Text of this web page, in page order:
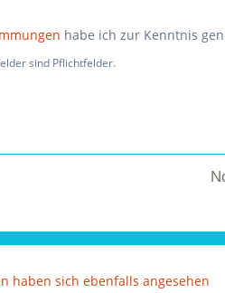
habe ich zur Kenntnis
sind Pflichtfelder.
haben sich ebenfalls angesehen